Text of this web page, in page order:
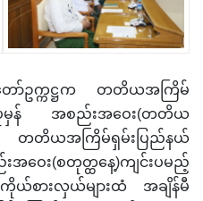
ာ်ဥက္ကဋ္ဌက တတိယအကြိမ်
ပုံမှန် အစည်းအဝေး(တတိယ
တတိယအကြိမ်ရှမ်းပြည်နယ်
ေး(စတုတ္ထနေ့)ကျင်းပမည့်
စားလှယ်များထံ အချိန်မီ